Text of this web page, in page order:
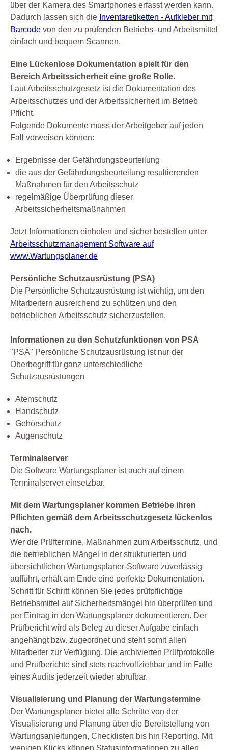
über der Kamera des Smartphones erfasst werden kann.
Dadurch lassen sich die Inventaretiketten - Aufkleber mit
Barcode von den zu prüfenden Betriebs- und Arbeitsmittel
einfach und bequem Scannen.
Eine Lückenlose Dokumentation spielt für den
Bereich Arbeitssicherheit eine große Rolle.
Laut Arbeitsschutzgesetz ist die Dokumentation des
Arbeitsschutzes und der Arbeitssicherheit im Betrieb
Pflicht.
Folgende Dokumente muss der Arbeitgeber auf jeden
Fall vorweisen können:
Ergebnisse der Gefährdungsbeurteilung
die aus der Gefährdungsbeurteilung resultierenden
Maßnahmen für den Arbeitsschutz
regelmäßige Überprüfung dieser
Arbeitssicherheitsmaßnahmen
Jetzt Informationen einholen und sicher bestellen unter
Arbeitsschutzmanagement Software auf
www.Wartungsplaner.de
Persönliche Schutzausrüstung (PSA)
Die Persönliche Schutzausrüstung ist wichtig, um den
Mitarbeitern ausreichend zu schützen und den
betrieblichen Arbeitsschutz sicherzustellen.
Informationen zu den Schutzfunktionen von PSA
"PSA" Persönliche Schutzausrüstung ist nur der
Oberbegriff für ganz unterschiedliche
Schutzausrüstungen
Atemschutz
Handschutz
Gehörschutz
Augenschutz
Terminalserver
Die Software Wartungsplaner ist auch auf einem
Terminalserver einsetzbar.
Mit dem Wartungsplaner kommen Betriebe ihren
Pflichten gemäß dem Arbeitsschutzgesetz lückenlos
nach.
Wer die Prüftermine, Maßnahmen zum Arbeitsschutz, und
die betrieblichen Mängel in der strukturierten und
übersichtlichen Wartungsplaner-Software zuverlässig
aufführt, erhält am Ende eine perfekte Dokumentation.
Schritt für Schritt können Sie jedes prüfpflichtige
Betriebsmittel auf Sicherheitsmängel hin überprüfen und
per Eintrag in den Wartungsplaner dokumentieren. Der
Prüfbericht wird als Beleg zu dieser Aufgabe einfach
angehängt bzw. zugeordnet und steht somit allen
Mitarbeiter zur Verfügung. Die archivierten Prüfprotokolle
und Prüfberichte sind stets nachvollziehbar und im Falle
eines Audits jederzeit wieder abrufbar.
Visualisierung und Planung der Wartungstermine
Der Wartungsplaner bietet alle Schritte von der
Visualisierung und Planung über die Bereitstellung von
Wartungsanleitungen, Checklisten bis hin Reporting. Mit
wenigen Klicks können Statusinformationen zu allen